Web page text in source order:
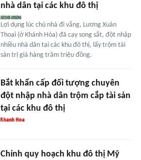
nhà dân tại các khu đô thị
Lợi dụng lúc chủ nhà đi vắng, Lương Xuân
Thoại (ở Khánh Hòa) đã cạy song sắt, đột nhập
nhiều nhà dân tại các khu đô thị, lấy trộm tài
sản trị giá hàng trăm triệu đồng.
Bắt khẩn cấp đối tượng chuyên
đột nhập nhà dân trộm cắp tài sản
tại các khu đô thị
Chỉnh quy hoạch khu đô thị Mỹ